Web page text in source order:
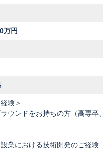
万円
験＞
ウンドをお持ちの方（高専卒
設業における技術開発のご経験